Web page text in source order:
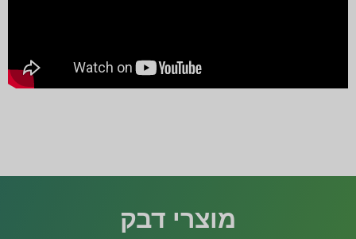
מוצרי דבק